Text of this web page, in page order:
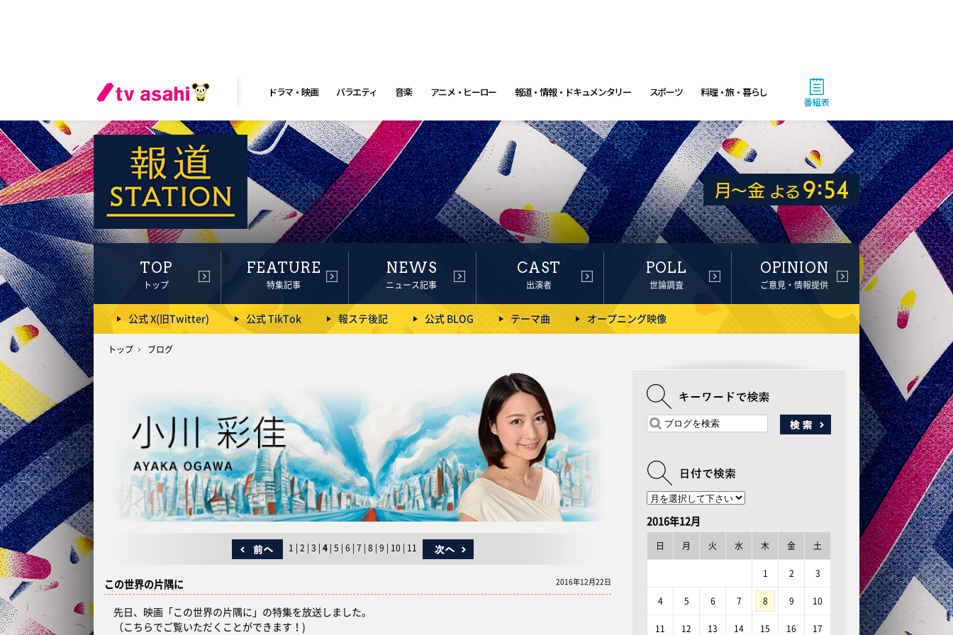
ドラマ・映画 バラエティ 音楽 アニメ・ヒーロー 報道・情報・ドキュメンタリー スポーツ 料理・旅・暮らし
番組表
TOP
トップ
FEATURE
特集記事
NEWS
ニュース記事
CAST
出演者
POLL
世論調査
OPINION
ご意見・情報提供
公式 X(旧Twitter) 公式 TikTok 報ステ後記 公式 BLOG テーマ曲 オープニング映像
トップ ブログ
1 2 3 4| 5 6 7 8 9 10 11
この世界の片隅に 2016年12月22日
先日、映画「この世界の片隅に」の特集を放送しました。
（ こちら でご覧いただくことができます！)
2016年12月
日 月 火 水 木 金 土
1 2 3
4 5 6 7 8 9 10
11 12 13 14 15 16 17